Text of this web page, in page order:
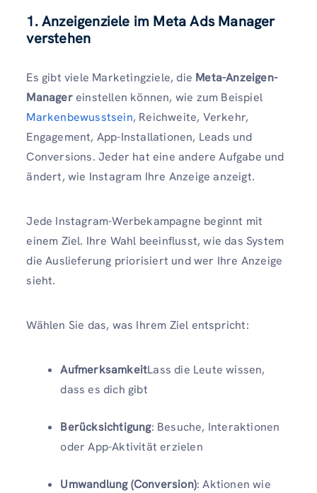
1. Anzeigenziele im Meta Ads Manager
verstehen
Es gibt viele Marketingziele, die Meta-Anzeigen-
Managereinstellen können, wie zum Beispiel
Markenbewusstsein, Reichweite, Verkehr,
Engagement, App-Installationen, Leads und
Conversions. Jeder hat eine andere Aufgabe und
ändert, wie Instagram Ihre Anzeige anzeigt.
Jede Instagram-Werbekampagne beginnt mit
einem Ziel. Ihre Wahl beeinflusst, wie das System
die Auslieferung priorisiert und wer Ihre Anzeige
sieht.
Wählen Sie das, was Ihrem Ziel entspricht:
AufmerksamkeitLass die Leute wissen,
dass es dich gibt
Berücksichtigung: Besuche, Interaktionen
oder App-Aktivität erzielen
Umwandlung (Conversion): Aktionen wie